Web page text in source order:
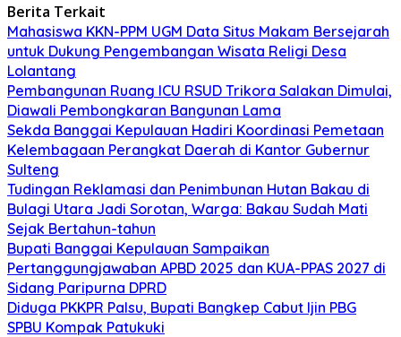
Berita Terkait
Mahasiswa KKN-PPM UGM Data Situs Makam Bersejarah
untuk Dukung Pengembangan Wisata Religi Desa
Lolantang
Pembangunan Ruang ICU RSUD Trikora Salakan Dimulai,
Diawali Pembongkaran Bangunan Lama
Sekda Banggai Kepulauan Hadiri Koordinasi Pemetaan
Kelembagaan Perangkat Daerah di Kantor Gubernur
Sulteng
Tudingan Reklamasi dan Penimbunan Hutan Bakau di
Bulagi Utara Jadi Sorotan, Warga: Bakau Sudah Mati
Sejak Bertahun-tahun
Bupati Banggai Kepulauan Sampaikan
Pertanggungjawaban APBD 2025 dan KUA-PPAS 2027 di
Sidang Paripurna DPRD
Diduga PKKPR Palsu, Bupati Bangkep Cabut Ijin PBG
SPBU Kompak Patukuki